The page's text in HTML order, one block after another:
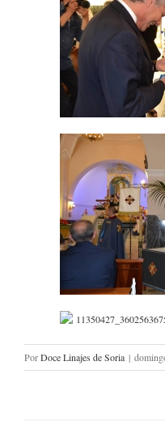
PorDoce Linajes de Soria |